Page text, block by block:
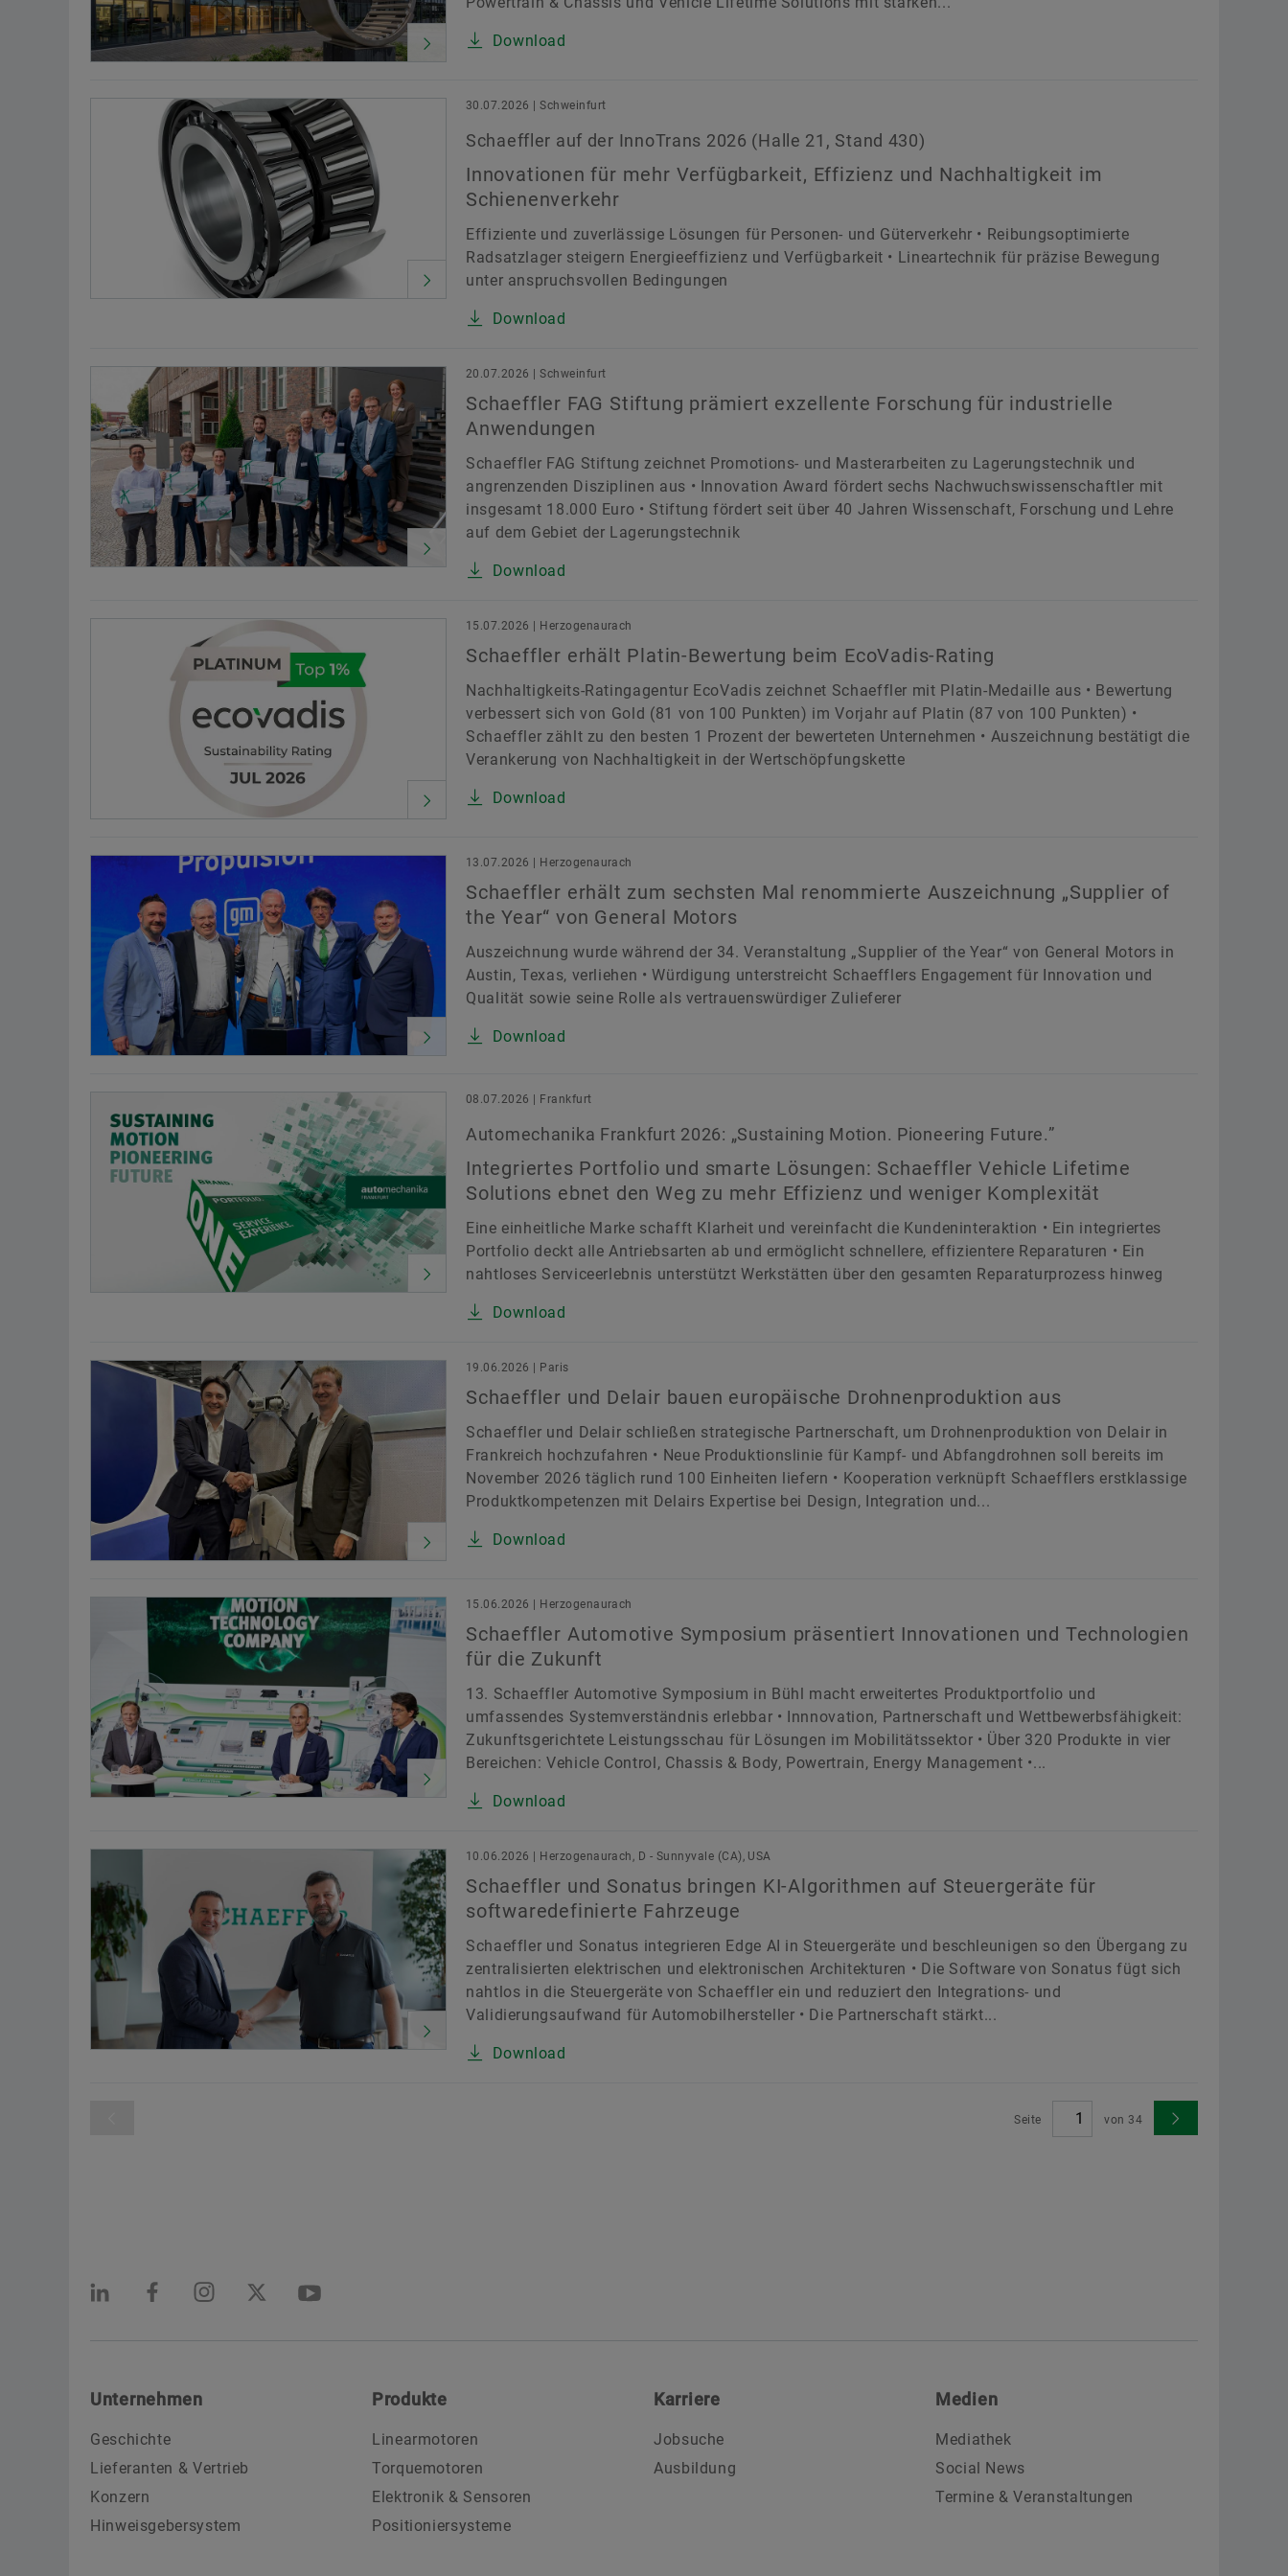
Download
30.07.2026 | Schweinfurt
Schaeffler auf der InnoTrans 2026 (Halle 21, Stand 430)
Innovationen für mehr Verfügbarkeit, Effizienz und Nachhaltigkeit im
Schienenverkehr
Effiziente und zuverlässige Lösungen für Personen- und Güterverkehr • Reibungsoptimierte
Radsatzlager steigern Energieeffizienz und Verfügbarkeit • Lineartechnik für präzise Bewegung
unter anspruchsvollen Bedingungen
Download
20.07.2026 | Schweinfurt
Schaeffler FAG Stiftung prämiert exzellente Forschung für industrielle
Anwendungen
Schaeffler FAG Stiftung zeichnet Promotions- und Masterarbeiten zu Lagerungstechnik und
angrenzenden Disziplinen aus • Innovation Award fördert sechs Nachwuchswissenschaftler mit
insgesamt 18.000 Euro • Stiftung fördert seit über 40 Jahren Wissenschaft, Forschung und Lehre
auf dem Gebiet der Lagerungstechnik
Download
15.07.2026 | Herzogenaurach
Schaeffler erhält Platin-Bewertung beim EcoVadis-Rating
Nachhaltigkeits-Ratingagentur EcoVadis zeichnet Schaeffler mit Platin-Medaille aus • Bewertung
verbessert sich von Gold (81 von 100 Punkten) im Vorjahr auf Platin (87 von 100 Punkten) •
Schaeffler zählt zu den besten 1 Prozent der bewerteten Unternehmen • Auszeichnung bestätigt die
Verankerung von Nachhaltigkeit in der Wertschöpfungskette
Download
13.07.2026 | Herzogenaurach
Schaeffler erhält zum sechsten Mal renommierte Auszeichnung „Supplier of
the Year“ von General Motors
Auszeichnung wurde während der 34. Veranstaltung „Supplier of the Year“ von General Motors in
Austin, Texas, verliehen • Würdigung unterstreicht Schaefflers Engagement für Innovation und
Qualität sowie seine Rolle als vertrauenswürdiger Zulieferer
Download
08.07.2026 | Frankfurt
Automechanika Frankfurt 2026: „Sustaining Motion. Pioneering Future.”
Integriertes Portfolio und smarte Lösungen: Schaeffler Vehicle Lifetime
Solutions ebnet den Weg zu mehr Effizienz und weniger Komplexität
Eine einheitliche Marke schafft Klarheit und vereinfacht die Kundeninteraktion • Ein integriertes
Portfolio deckt alle Antriebsarten ab und ermöglicht schnellere, effizientere Reparaturen • Ein
nahtloses Serviceerlebnis unterstützt Werkstätten über den gesamten Reparaturprozess hinweg
Download
19.06.2026 | Paris
Schaeffler und Delair bauen europäische Drohnenproduktion aus
Schaeffler und Delair schließen strategische Partnerschaft, um Drohnenproduktion von Delair in
Frankreich hochzufahren • Neue Produktionslinie für Kampf- und Abfangdrohnen soll bereits im
November 2026 täglich rund 100 Einheiten liefern • Kooperation verknüpft Schaefflers erstklassige
Produktkompetenzen mit Delairs Expertise bei Design, Integration und...
Download
15.06.2026 | Herzogenaurach
Schaeffler Automotive Symposium präsentiert Innovationen und Technologien
für die Zukunft
13. Schaeffler Automotive Symposium in Bühl macht erweitertes Produktportfolio und
umfassendes Systemverständnis erlebbar • Innnovation, Partnerschaft und Wettbewerbsfähigkeit:
Zukunftsgerichtete Leistungsschau für Lösungen im Mobilitätssektor • Über 320 Produkte in vier
Bereichen: Vehicle Control, Chassis & Body, Powertrain, Energy Management •...
Download
10.06.2026 | Herzogenaurach, D - Sunnyvale (CA), USA
Schaeffler und Sonatus bringen KI-Algorithmen auf Steuergeräte für
softwaredefinierte Fahrzeuge
Schaeffler und Sonatus integrieren Edge AI in Steuergeräte und beschleunigen so den Übergang zu
zentralisierten elektrischen und elektronischen Architekturen • Die Software von Sonatus fügt sich
nahtlos in die Steuergeräte von Schaeffler ein und reduziert den Integrations- und
Validierungsaufwand für Automobilhersteller • Die Partnerschaft stärkt...
Download
Seite von 34
Unternehmen
Geschichte
Lieferanten & Vertrieb
Konzern
Hinweisgebersystem
Produkte
Linearmotoren
Torquemotoren
Elektronik & Sensoren
Positioniersysteme
Karriere
Jobsuche
Ausbildung
Medien
Mediathek
Social News
Termine & Veranstaltungen